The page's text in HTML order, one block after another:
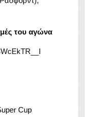
του αγώνα
Cup